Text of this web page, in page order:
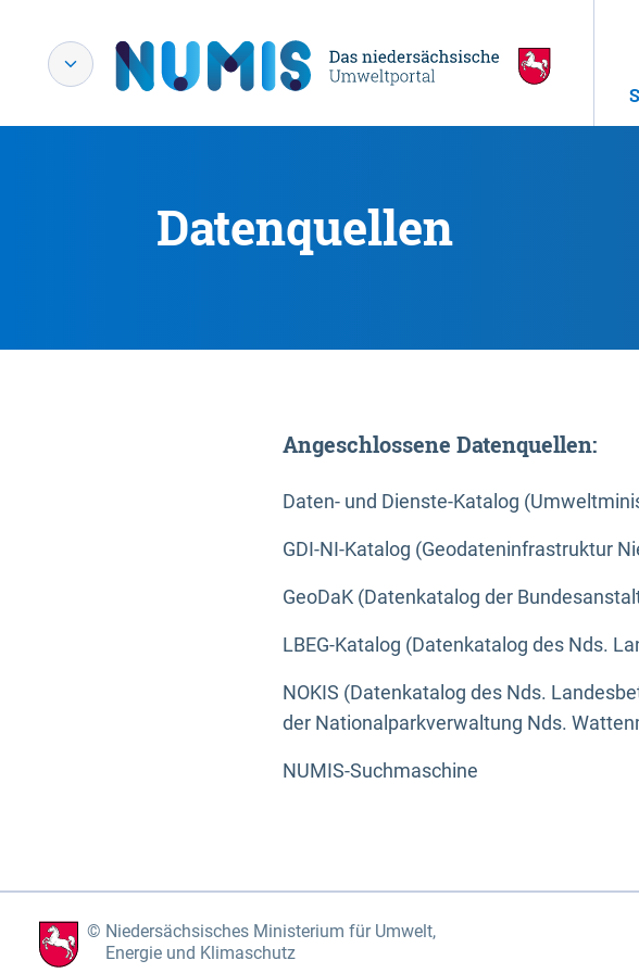
Datenquellen
Angeschlossene Datenquellen:
Daten- und Dienste-Katalog
GDI-NI-Katalog (Geodateninfrastruktur
GeoDaK (Datenkatalog der
LBEG-Katalog (Datenkatalog des Nds.
NOKIS (Datenkatalog des Nds.
der Nationalparkverwaltung Nds.
NUMIS-Suchmaschine
Niedersächsisches Ministerium für Umwelt,
Energie und Klimaschutz